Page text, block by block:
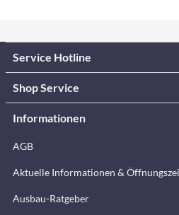
Service Hotline
Shop Service
Informationen
AGB
Aktuelle Informationen &
Ausbau-Ratgeber